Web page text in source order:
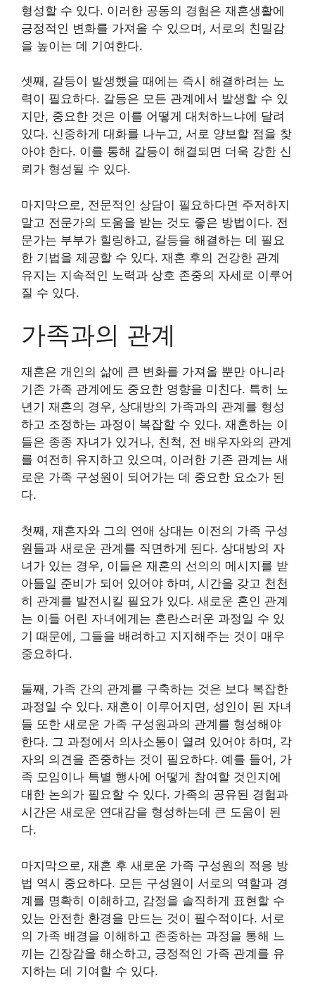
형성할 수 있다. 이러한 공동의 경험은 재혼생활에
긍정적인 변화를 가져올 수 있으며, 서로의 친밀감
을 높이는 데 기여한다.
셋째, 갈등이 발생했을 때에는 즉시 해결하려는 노
력이 필요하다. 갈등은 모든 관계에서 발생할 수 있
지만, 중요한 것은 이를 어떻게 대처하느냐에 달려
있다. 신중하게 대화를 나누고, 서로 양보할 점을 찾
아야 한다. 이를 통해 갈등이 해결되면 더욱 강한 신
뢰가 형성될 수 있다.
마지막으로, 전문적인 상담이 필요하다면 주저하지
말고 전문가의 도움을 받는 것도 좋은 방법이다. 전
문가는 부부가 힐링하고, 갈등을 해결하는 데 필요
한 기법을 제공할 수 있다. 재혼 후의 건강한 관계
유지는 지속적인 노력과 상호 존중의 자세로 이루어
질 수 있다.
가족과의 관계
재혼은 개인의 삶에 큰 변화를 가져올 뿐만 아니라
기존 가족 관계에도 중요한 영향을 미친다. 특히 노
년기 재혼의 경우, 상대방의 가족과의 관계를 형성
하고 조정하는 과정이 복잡할 수 있다. 재혼하는 이
들은 종종 자녀가 있거나, 친척, 전 배우자와의 관계
를 여전히 유지하고 있으며, 이러한 기존 관계는 새
로운 가족 구성원이 되어가는 데 중요한 요소가 된
다.
첫째, 재혼자와 그의 연애 상대는 이전의 가족 구성
원들과 새로운 관계를 직면하게 된다. 상대방의 자
녀가 있는 경우, 이들은 재혼의 선의의 메시지를 받
아들일 준비가 되어 있어야 하며, 시간을 갖고 천천
히 관계를 발전시킬 필요가 있다. 새로운 혼인 관계
는 이들 어린 자녀에게는 혼란스러운 과정일 수 있
기 때문에, 그들을 배려하고 지지해주는 것이 매우
중요하다.
둘째, 가족 간의 관계를 구축하는 것은 보다 복잡한
과정일 수 있다. 재혼이 이루어지면, 성인이 된 자녀
들 또한 새로운 가족 구성원과의 관계를 형성해야
한다. 그 과정에서 의사소통이 열려 있어야 하며, 각
자의 의견을 존중하는 것이 필요하다. 예를 들어, 가
족 모임이나 특별 행사에 어떻게 참여할 것인지에
대한 논의가 필요할 수 있다. 가족의 공유된 경험과
시간은 새로운 연대감을 형성하는데 큰 도움이 된
다.
마지막으로, 재혼 후 새로운 가족 구성원의 적응 방
법 역시 중요하다. 모든 구성원이 서로의 역할과 경
계를 명확히 이해하고, 감정을 솔직하게 표현할 수
있는 안전한 환경을 만드는 것이 필수적이다. 서로
의 가족 배경을 이해하고 존중하는 과정을 통해 느
끼는 긴장감을 해소하고, 긍정적인 가족 관계를 유
지하는 데 기여할 수 있다.